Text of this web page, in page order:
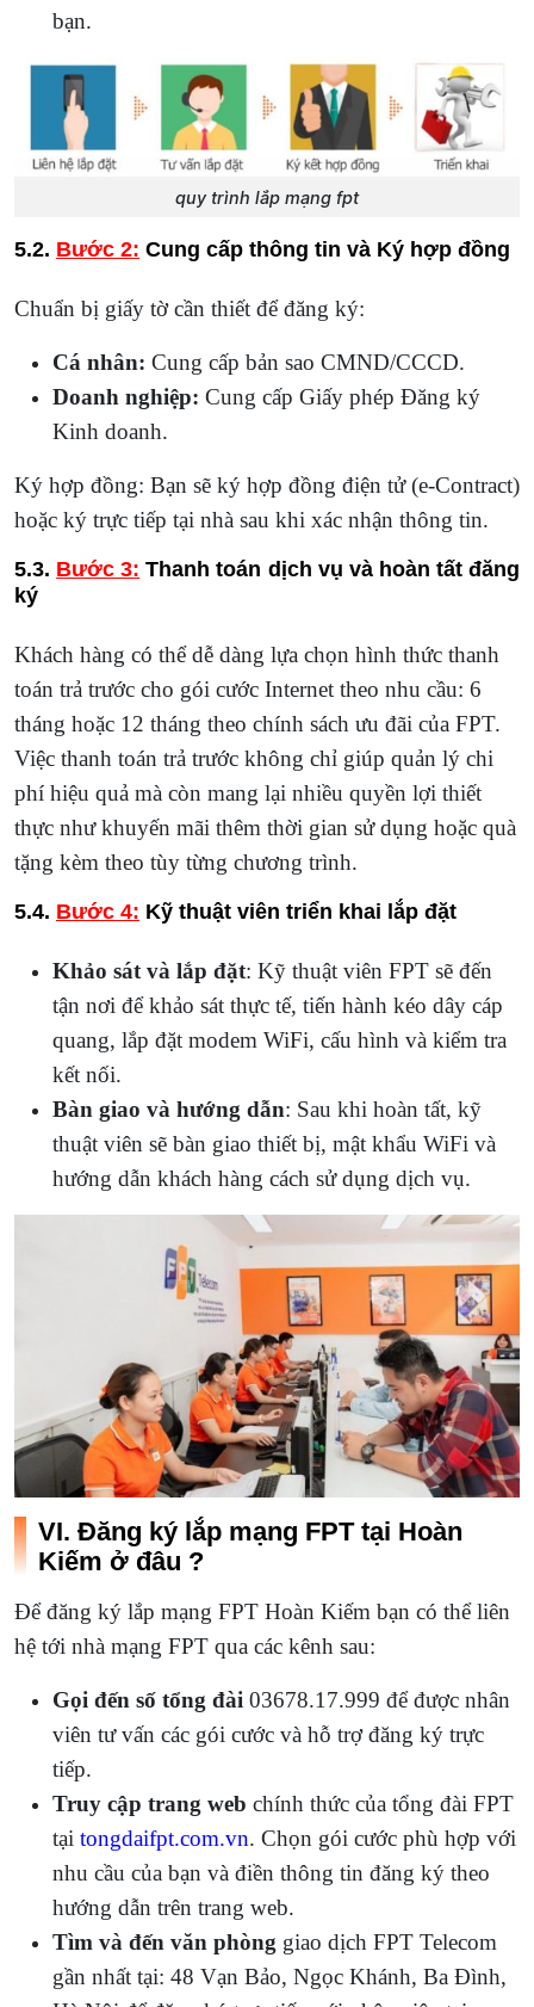
bạn.
quy trình lắp mạng fpt
5.2. Bước 2: Cung cấp thông tin và Ký hợp đồng
Chuẩn bị giấy tờ cần thiết để đăng ký:
Cá nhân: Cung cấp bản sao CMND/CCCD.
Doanh nghiệp: Cung cấp Giấy phép Đăng ký
Kinh doanh.
Ký hợp đồng: Bạn sẽ ký hợp đồng điện tử (e-Contract)
hoặc ký trực tiếp tại nhà sau khi xác nhận thông tin.
5.3. Bước 3: Thanh toán dịch vụ và hoàn tất đăng
ký
Khách hàng có thể dễ dàng lựa chọn hình thức thanh
toán trả trước cho gói cước Internet theo nhu cầu: 6
tháng hoặc 12 tháng theo chính sách ưu đãi của FPT.
Việc thanh toán trả trước không chỉ giúp quản lý chi
phí hiệu quả mà còn mang lại nhiều quyền lợi thiết
thực như khuyến mãi thêm thời gian sử dụng hoặc quà
tặng kèm theo tùy từng chương trình.
5.4. Bước 4: Kỹ thuật viên triển khai lắp đặt
Khảo sát và lắp đặt: Kỹ thuật viên FPT sẽ đến
tận nơi để khảo sát thực tế, tiến hành kéo dây cáp
quang, lắp đặt modem WiFi, cấu hình và kiểm tra
kết nối.
Bàn giao và hướng dẫn: Sau khi hoàn tất, kỹ
thuật viên sẽ bàn giao thiết bị, mật khẩu WiFi và
hướng dẫn khách hàng cách sử dụng dịch vụ.
VI. Đăng ký lắp mạng FPT tại Hoàn
Kiếm ở đâu ?
Để đăng ký lắp mạng FPT Hoàn Kiếm bạn có thể liên
hệ tới nhà mạng FPT qua các kênh sau:
Gọi đến số tổng đài 03678.17.999 để được nhân
viên tư vấn các gói cước và hỗ trợ đăng ký trực
tiếp.
Truy cập trang web chính thức của tổng đài FPT
tại tongdaifpt.com.vn. Chọn gói cước phù hợp với
nhu cầu của bạn và điền thông tin đăng ký theo
hướng dẫn trên trang web.
Tìm và đến văn phòng giao dịch FPT Telecom
gần nhất tại: 48 Vạn Bảo, Ngọc Khánh, Ba Đình,